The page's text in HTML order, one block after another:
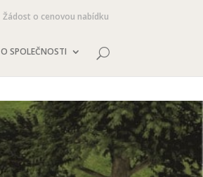
Žádost o cenovou nabídku
O SPOLEČNOSTI